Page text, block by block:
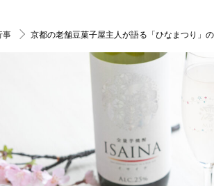
事 京都の老舗豆菓子屋主人が語る「ひなまつり」